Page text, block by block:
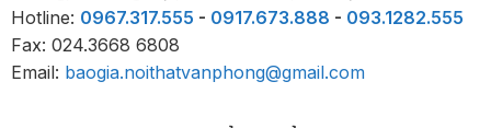
Hotline: 0967.317.555 - 0917.673.888 - 093.1282.555
Fax: 024.3668 6808
Email: baogia.noithatvanphong@gmail.com